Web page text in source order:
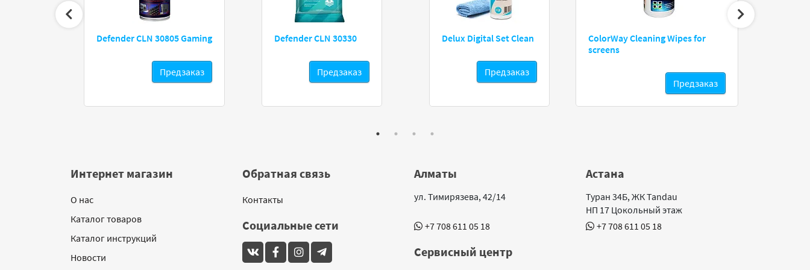
Defender CLN 30805 Gaming
Предзаказ
Defender CLN 30330
Предзаказ
Delux Digital Set Clean
Предзаказ
ColorWay Cleaning Wipes for
screens
Предзаказ
Интернет магазин
О нас
Каталог товаров
Каталог инструкций
Новости
Обратная связь
Контакты
Социальные сети
Алматы
ул. Тимирязева, 42/14
+7 708 611 05 18
Астана
Туран 34Б, ЖК Tandau
НП 17 Цокольный этаж
+7 708 611 05 18
Сервисный центр